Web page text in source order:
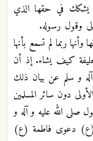
في حقها الذي
وقول رسوله.
ربما لم تسمع بأنها
كيف يشاء. إذ أن
و سلم عن بيان ذلك
دون سائر المسلمين
صلى الله عليه و آله و
دعوى فاطمة (ع)